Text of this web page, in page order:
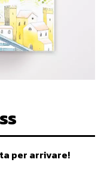
per arrivare!